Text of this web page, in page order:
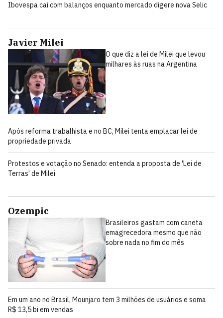
Ibovespa cai com balanços enquanto mercado digere nova Selic
Javier Milei
O que diz a lei de Milei que levou
milhares às ruas na Argentina
Após reforma trabalhista e no BC, Milei tenta emplacar lei de
propriedade privada
Protestos e votação no Senado: entenda a proposta de 'Lei de
Terras' de Milei
Ozempic
Brasileiros gastam com caneta
emagrecedora mesmo que não
sobre nada no fim do mês
Em um ano no Brasil, Mounjaro tem 3 milhões de usuários e soma
R$ 13,5 bi em vendas